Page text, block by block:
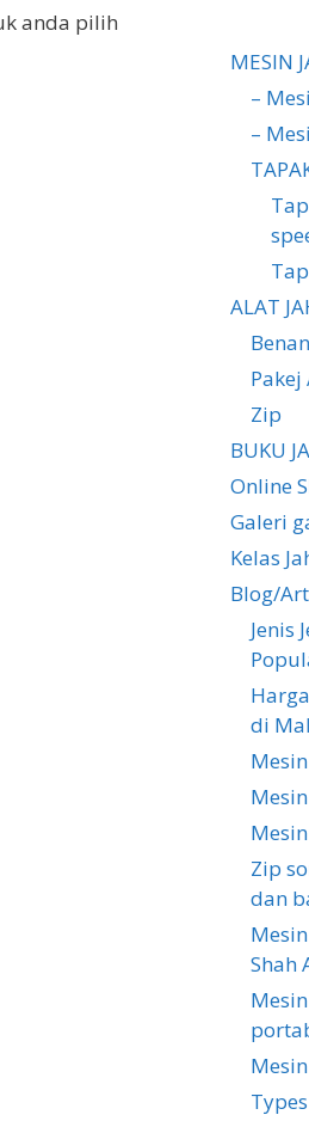
anda pilih
MESIN
–
–
ALAT
Pakej
Zip
BUKU
Online
Galeri
Kelas
Blog/
Jenis
di
Zip
dan
Shah